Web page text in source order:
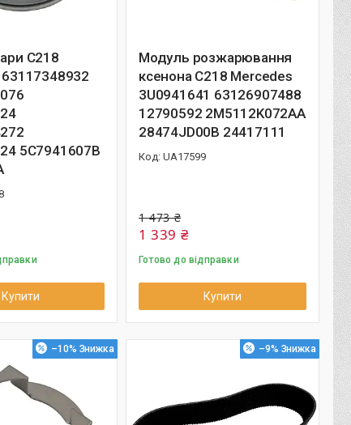
C218
5C7941607B
Купити
Модуль розжарювання
ксенона C218 Mercedes
3U0941641 63126907488
12790592 2M5112K072AA
28474JD00B 24417111
UA17599
1 473 ₴
1 339 ₴
Готово до відправки
Купити
–10% –9%